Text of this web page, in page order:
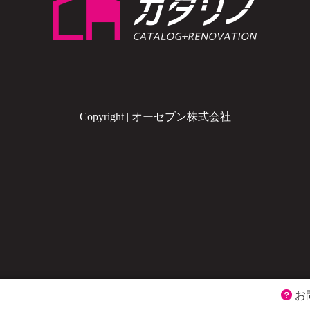
Copyright | オーセブン株式会社
お